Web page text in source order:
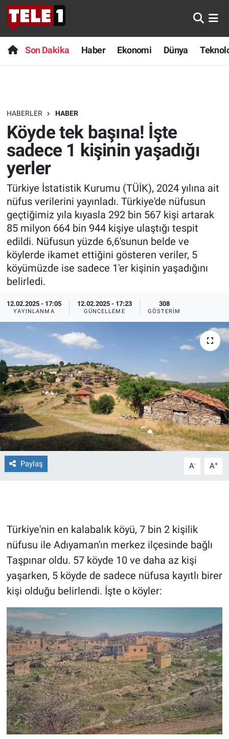
Son Dakika Haber Ekonomi Dünya
HABERLER HABER
Köyde tek başına! İşte
sadece 1 kişinin yaşadığı
yerler
Türkiye İstatistik Kurumu (TÜİK), 2024 yılına ait
nüfus verilerini yayınladı. Türkiye'de nüfusun
geçtiğimiz yıla kıyasla 292 bin 567 kişi artarak
85 milyon 664 bin 944 kişiye ulaştığı tespit
edildi. Nüfusun yüzde 6,6'sunun belde ve
köylerde ikamet ettiğini gösteren veriler, 5
köyümüzde ise sadece 1'er kişinin yaşadığını
belirledi.
12.02.2025 - 17:05
YAYINLANMA
12.02.2025 - 17:23
GÜNCELLEME
308
GÖSTERIM
Paylaş A- A+
Türkiye'nin en kalabalık köyü, 7 bin 2 kişilik
nüfusu ile Adıyaman'ın merkez ilçesinde bağlı
Taşpınar oldu. 57 köyde 10 ve daha az kişi
yaşarken, 5 köyde de sadece nüfusa kayıtlı birer
kişi olduğu belirlendi. İşte o köyler:
Anında Manşet
Başka Sohbetler
Bilim turu
Bilim ve Teknoloji Evreni
Doğa Konuşuyor
Dünya
Ege Saati
Ege'den Esintiler
Eğitim
Eğlence
Ekonomi
Forum
Gerçeğin İzinde
Gün Başlıyor
Gün Bitiyor
Gün Ortası
Haber
İlan
Kimdir
Koronavirüs
Kültür Sanat
Ne demişti
Nedir
Popüler
Son Dakika
Haber
Dünya
Teknoloji
Sağlık
Spor
Yayın Akışı
İletişim
Nöbetçi Eczaneler
Hava Durumu
Trafik Durumu
Süper Lig Puan Durumu ve Fikstür
Tüm Manşetler
Son Dakika Haberleri
Haber Arşivi